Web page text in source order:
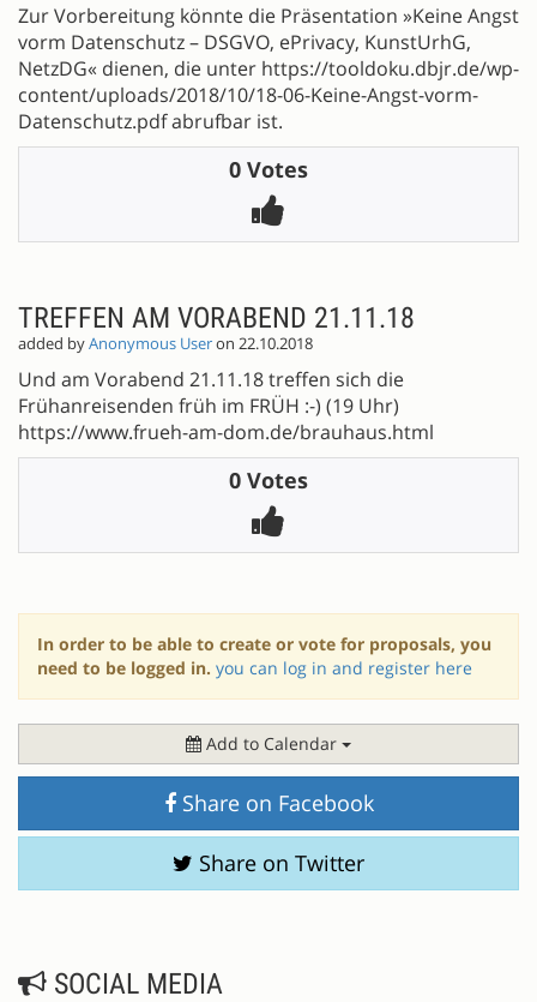
Zur Vorbereitung könnte die Präsentation »Keine Angst
vorm Datenschutz – DSGVO, ePrivacy, KunstUrhG,
NetzDG« dienen, die unter https://tooldoku.dbjr.de/wp-
content/uploads/2018/10/18-06-Keine-Angst-vorm-
Datenschutz.pdf abrufbar ist.
0 Votes
TREFFEN AM VORABEND 21.11.18
added byAnonymous Useron 22.10.2018
Und am Vorabend 21.11.18 treffen sich die
Frühanreisenden früh im FRÜH :-) (19 Uhr)
https://www.frueh-am-dom.de/brauhaus.html
0 Votes
In order to be able to create or vote for proposals, you
need to be logged in. you can log in and register here
Add to Calendar
Share on Facebook
Share on Twitter
SOCIAL MEDIA